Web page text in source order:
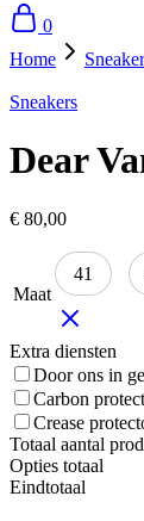
0
Home
Sneakers
Dear
€ 80,00
Maat
41
Extra diensten
Door ons in
Carbon
Crease
Totaal aantal
Opties totaal
Eindtotaal